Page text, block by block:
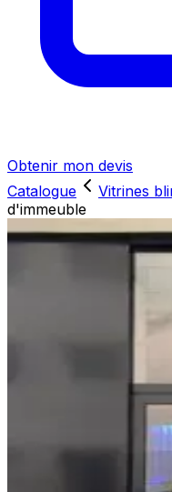
Obtenir mon devis
Catalogue
Vitrines
d'immeuble